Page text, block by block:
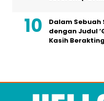
Dalam Sebuah
dengan Judul
Kasih